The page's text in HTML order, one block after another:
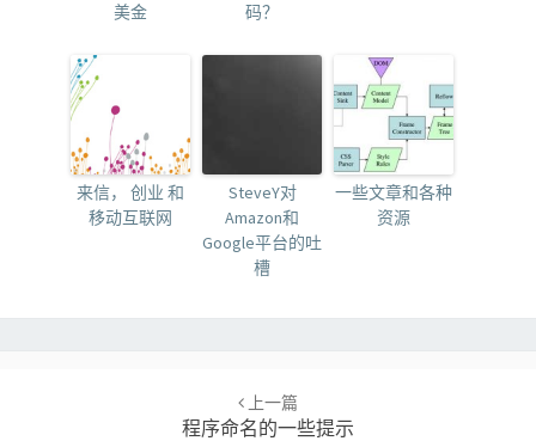
美金
码？
来信， 创业 和
移动互联网
SteveY对
Amazon和
Google平台的吐
槽
一些文章和各种
资源
上一篇
程序命名的一些提示